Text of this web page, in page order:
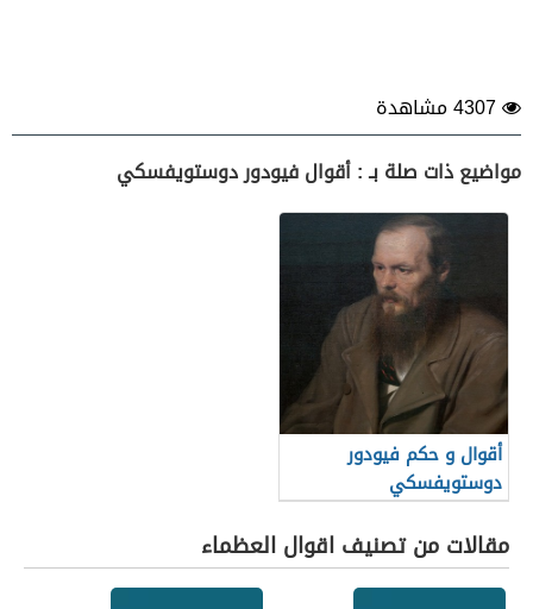
مواضيع ذات صلة بـ : أقوال فيودور دوستويفسكي
أقوال و حكم فيودور
دوستويفسكي
مقالات من تصنيف اقوال العظماء